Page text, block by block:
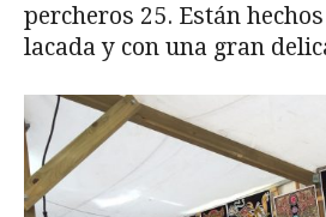
percheros 25. Están
lacada y con una gran